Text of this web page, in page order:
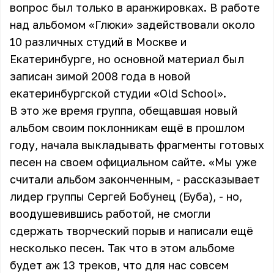
вопрос был только в аранжировках. В работе
над альбомом «Глюки» задействовали около
10 различных студий в Москве и
Екатеринбурге, но основной материал был
записан зимой 2008 года в новой
екатеринбургской студии «Old School».
В это же время группа, обещавшая новый
альбом своим поклонникам ещё в прошлом
году, начала выкладывать фрагменты готовых
песен на своем официальном сайте. «Мы уже
считали альбом законченным, - рассказывает
лидер группы Сергей Бобунец (Буба), - но,
воодушевившись работой, не смогли
сдержать творческий порыв и написали ещё
несколько песен. Так что в этом альбоме
будет аж 13 треков, что для нас совсем